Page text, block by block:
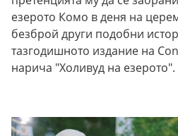
езерото Комо в деня на
безброй други подобни
тазгодишното издание на
нарича "Холивуд на езерото".